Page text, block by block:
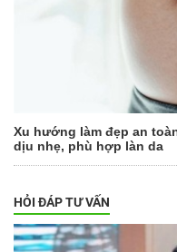
Xu hướng làm đẹp an
dịu nhẹ, phù hợp làn da
HỎI ĐÁP TƯ VẤN